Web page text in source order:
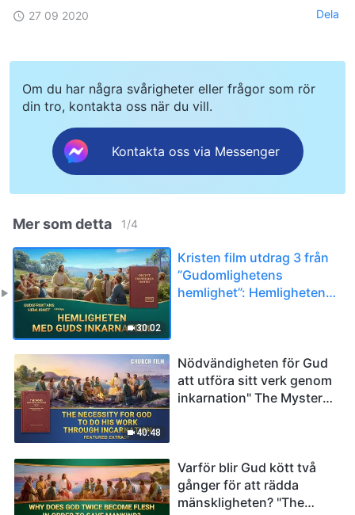
27 09 2020 Dela
Om du har några svårigheter eller frågor som rör
din tro, kontakta oss när du vill.
Kontakta oss via Messenger
Mer som detta 1/4
30:02
Kristen film utdrag 3 från
”Gudomlighetens
hemlighet”: Hemligheten
40:48
Nödvändigheten för Gud
att utföra sitt verk genom
inkarnation" The Mystery
Varför blir Gud kött två
gånger för att rädda
mänskligheten? "The